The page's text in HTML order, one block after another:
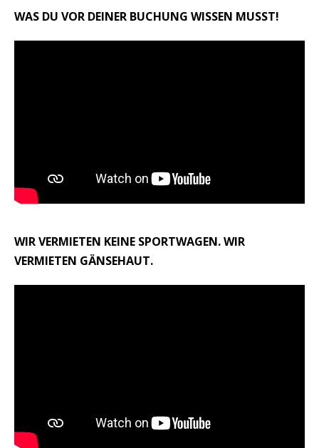
WAS DU VOR DEINER BUCHUNG WISSEN MUSST!
WIR VERMIETEN KEINE SPORTWAGEN. WIR
VERMIETEN GÄNSEHAUT.